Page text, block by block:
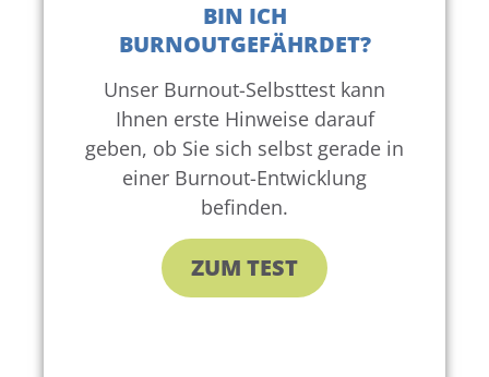
BIN ICH
BURNOUTGEFÄHRDET?
Unser Burnout-Selbsttest kann
Ihnen erste Hinweise darauf
geben, ob Sie sich selbst gerade in
einer Burnout-Entwicklung
befinden.
ZUM TEST